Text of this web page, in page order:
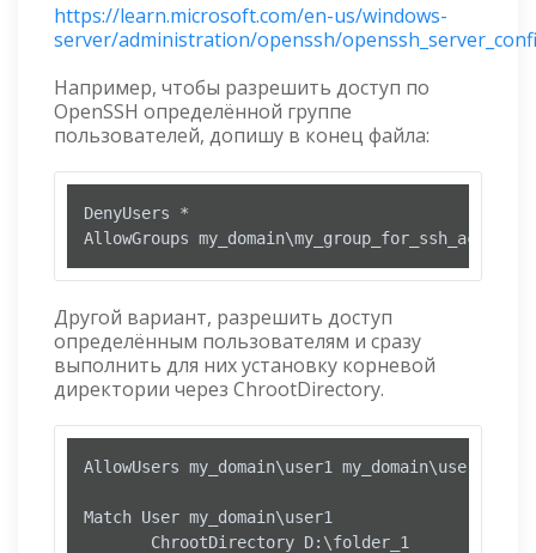
https://learn.microsoft.com/en-us/windows-
server/administration/openssh/
Например, чтобы разрешить доступ по
OpenSSH определённой группе
пользователей, допишу в конец файла:
DenyUsers *
AllowGroups my_domain\my_group_for_ssh_access
Другой вариант, разрешить доступ
определённым пользователям и сразу
выполнить для них установку корневой
директории через ChrootDirectory.
AllowUsers my_domain\user1 my_domain\user2
Match User my_domain\user1
       ChrootDirectory D:\folder_1